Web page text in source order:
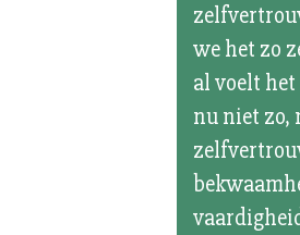
we het zo
al voelt
nu niet zo,